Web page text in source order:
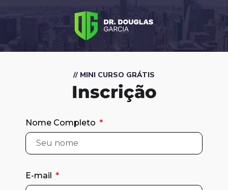
// MINI CURSO GRÁTIS
Inscrição
Nome Completo
E-mail